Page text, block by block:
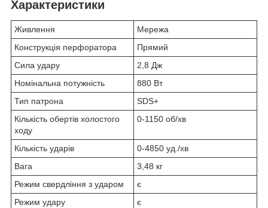
Характеристики
Живлення
Мережа
Конструкція перфоратора
Прямий
Сила удару
2,8 Дж
Номінальна потужність
880 Вт
Тип патрона
SDS+
Кількість обертів холостого
ходу
0-1150 об/хв
Кількість ударів
0-4850 уд./хв
Вага
3,48 кг
Режим свердління з ударом
є
Режим удару
є